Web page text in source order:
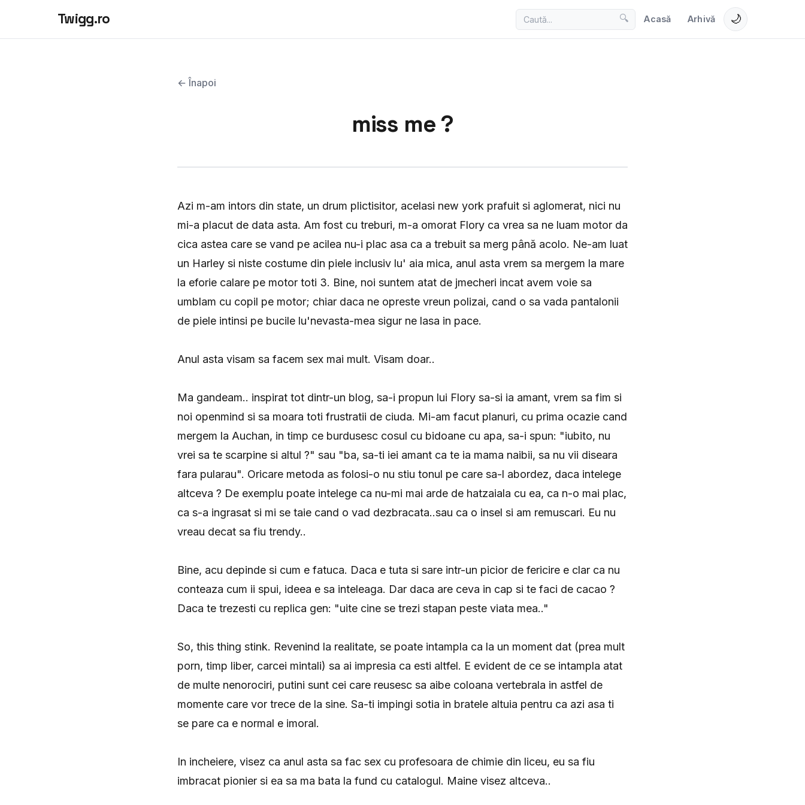
Twigg.ro 🔍 Acasă Arhivă 🌙
← Înapoi
miss me ?
Azi m-am intors din state, un drum plictisitor, acelasi new york prafuit si aglomerat, nici nu
mi-a placut de data asta. Am fost cu treburi, m-a omorat Flory ca vrea sa ne luam motor da
cica astea care se vand pe acilea nu-i plac asa ca a trebuit sa merg până acolo. Ne-am luat
un Harley si niste costume din piele inclusiv lu' aia mica, anul asta vrem sa mergem la mare
la eforie calare pe motor toti 3. Bine, noi suntem atat de jmecheri incat avem voie sa
umblam cu copil pe motor; chiar daca ne opreste vreun polizai, cand o sa vada pantalonii
de piele intinsi pe bucile lu'nevasta-mea sigur ne lasa in pace.
Anul asta visam sa facem sex mai mult. Visam doar..
Ma gandeam.. inspirat tot dintr-un blog, sa-i propun lui Flory sa-si ia amant, vrem sa fim si
noi openmind si sa moara toti frustratii de ciuda. Mi-am facut planuri, cu prima ocazie cand
mergem la Auchan, in timp ce burdusesc cosul cu bidoane cu apa, sa-i spun: "iubito, nu
vrei sa te scarpine si altul ?" sau "ba, sa-ti iei amant ca te ia mama naibii, sa nu vii diseara
fara pularau". Oricare metoda as folosi-o nu stiu tonul pe care sa-l abordez, daca intelege
altceva ? De exemplu poate intelege ca nu-mi mai arde de hatzaiala cu ea, ca n-o mai plac,
ca s-a ingrasat si mi se taie cand o vad dezbracata..sau ca o insel si am remuscari. Eu nu
vreau decat sa fiu trendy..
Bine, acu depinde si cum e fatuca. Daca e tuta si sare intr-un picior de fericire e clar ca nu
conteaza cum ii spui, ideea e sa inteleaga. Dar daca are ceva in cap si te faci de cacao ?
Daca te trezesti cu replica gen: "uite cine se trezi stapan peste viata mea.."
So, this thing stink. Revenind la realitate, se poate intampla ca la un moment dat (prea mult
porn, timp liber, carcei mintali) sa ai impresia ca esti altfel. E evident de ce se intampla atat
de multe nenorociri, putini sunt cei care reusesc sa aibe coloana vertebrala in astfel de
momente care vor trece de la sine. Sa-ti impingi sotia in bratele altuia pentru ca azi asa ti
se pare ca e normal e imoral.
In incheiere, visez ca anul asta sa fac sex cu profesoara de chimie din liceu, eu sa fiu
imbracat pionier si ea sa ma bata la fund cu catalogul. Maine visez altceva..